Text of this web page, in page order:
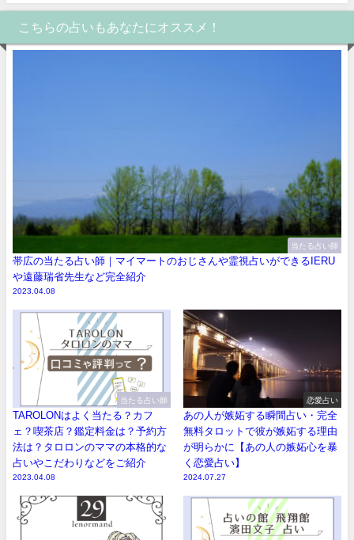
こちらの占いもあなたにオススメ！
当たる占い師
帯広の当たる占い師｜マイマートのおじさんや霊視占いができるIERU
や遠藤瑞省先生など完全紹介
2023.04.08
当たる占い師
TAROLONはよく当たる？カフ
ェ？喫茶店？鑑定料金は？予約方
法は？タロロンのママの本格的な
占いやこだわりなどをご紹介
2023.04.08
恋愛占い
あの人が嫉妬する瞬間占い・完全
無料タロットで彼が嫉妬する理由
が明らかに【あの人の嫉妬心を暴
く恋愛占い】
2024.07.27